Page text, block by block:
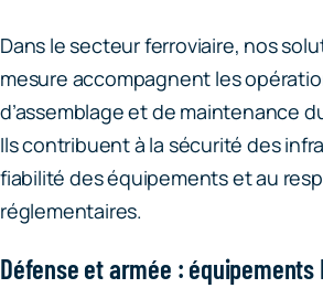
Dans le secteur ferroviaire, nos
mesure accompagnent les
d’assemblage et de maintenance
Ils contribuent à la sécurité des
fiabilité des équipements et au
réglementaires.
Défense et armée : équipements